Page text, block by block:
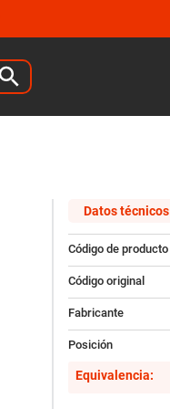
Datos técnicos
Código de producto
Código original
Fabricante
Posición
Equivalencia: